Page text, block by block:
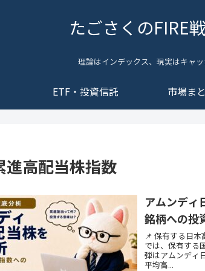
たごさくのFIRE
理論はインデックス、現実はキャ
ETF・投資信託 市場ま
進高配当株指数
アムンディ
銘柄への投
📌 保有する日本
では、保有する
弾はアムンディ
平均高...